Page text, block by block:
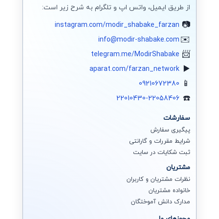
سئو Seo
برنامه نویسی پایتون
برنامه نویسی تحت وب
برنامه نویسی (اندروید)
آفرهای ویژه
پکیچ تمامی دوره ها
کتابهای الکترونیکی
جدیدترین محصولات
از طریق ایمیل، واتس اپ و تلگرام به شرح زیر است:
instagram.com/modir_shabake_farzan
info@modir-shabake.com
telegram.me/ModirShabake
aparat.com/farzan_network
09210672380
22010430-22058406
سفارشات
پیگیری سفارش
شرایط مقررات و گارانتی
ثبت شکایات در سایت
مشتریان
نظرات مشتریان و کاربران
خانواده مشتریان
مدارک دانش آموختگان